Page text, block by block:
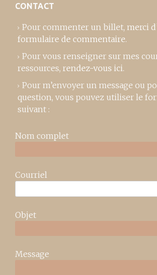
CONTACT
Pour commenter un billet, merci
formulaire de commentaire.
Pour vous renseigner sur mes
ressources, rendez-vous ici.
Pour m’envoyer un message ou
question, vous pouvez utiliser le
suivant :
Nom complet
Courriel
Objet
Message